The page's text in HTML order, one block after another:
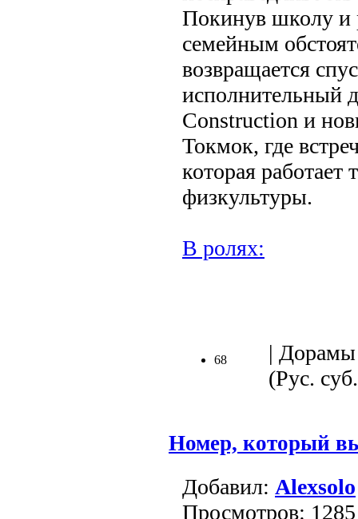
Покинув школу и
семейным
возвращается
исполнительный
Construction и
Токмок, где
которая работает
физкультуры.
В ролях:
68
|
(Рус.
Номер, который
Добавил: Alexsolo
Просмотров: 1285